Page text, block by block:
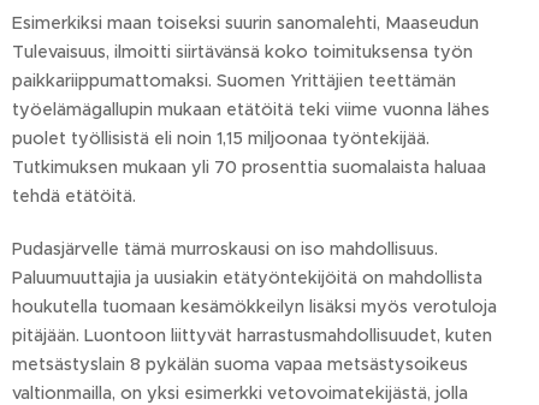
Esimerkiksi maan toiseksi suurin sanomalehti, Maaseudun
Tulevaisuus, ilmoitti siirtävänsä koko toimituksensa työn
paikkariippumattomaksi. Suomen Yrittäjien teettämän
työelämägallupin mukaan etätöitä teki viime vuonna lähes
puolet työllisistä eli noin 1,15 miljoonaa työntekijää.
Tutkimuksen mukaan yli 70 prosenttia suomalaista haluaa
tehdä etätöitä.
Pudasjärvelle tämä murroskausi on iso mahdollisuus.
Paluumuuttajia ja uusiakin etätyöntekijöitä on mahdollista
houkutella tuomaan kesämökkeilyn lisäksi myös verotuloja
pitäjään. Luontoon liittyvät harrastusmahdollisuudet, kuten
metsästyslain 8 pykälän suoma vapaa metsästysoikeus
valtionmailla, on yksi esimerkki vetovoimatekijästä, jolla